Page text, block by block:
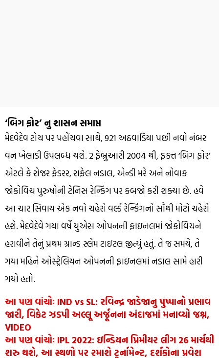
‘બિગ ફોર’ નુ શાસન સમાપ્ત
મેદવેદેવ ટોચ પર પહોંચવા સાથે, 921 અઠવાડિયા પછી નવો નંબર
વન ખેલાડી ઉપલબ્ધ થશે. 2 ફેબ્રુઆરી 2004 થી, ફક્ત ‘બિગ ફોર’
એટલે કે રોજર ફેડરર, રાફેલ નડાલ, એન્ડી મરે અને નોવાક
જોકોવિચ પુરુષોની ટેનિસ રેન્કિંગ પર કબજો કરી શક્યા છે. હવે
આ ચાર સિવાય એક નવો ચહેરો વર્લ્ડ રેન્કિંગનો સૌથી મોટો ચહેરો
હશે. મેદવેદેવે ગયા વર્ષે યુએસ ઓપનની ફાઇનલમાં જોકોવિચને
હરાવીને તેનું પ્રથમ ગ્રાન્ડ સ્લેમ ટાઇટલ જીત્યું હતું. તે જ સમયે, તે
ગયા મહિને ઓસ્ટ્રેલિયન ઓપનની ફાઇનલમાં નડાલ સામે હારી
ગયો હતો.
આ પણ વાંચોઃ IND vs SL: રવિન્દ્ર જાડેજાનુ પુષ્પાનો પ્રભાવ
જારી, વિકેટ ઝડપી અલ્લૂ અર્જૂનના અંદાજમાં મનાવ્યો જશ્ન,
VIDEO
આ પણ વાંચોઃ IPL 2022: ઇન્ડિયન પ્રિમીયર લીગ 26 માર્ચથી
શરુ થશે, આ સ્થળો પર રમાશે ટૂર્નામેન્ટ, દર્શકોના પ્રવેશ